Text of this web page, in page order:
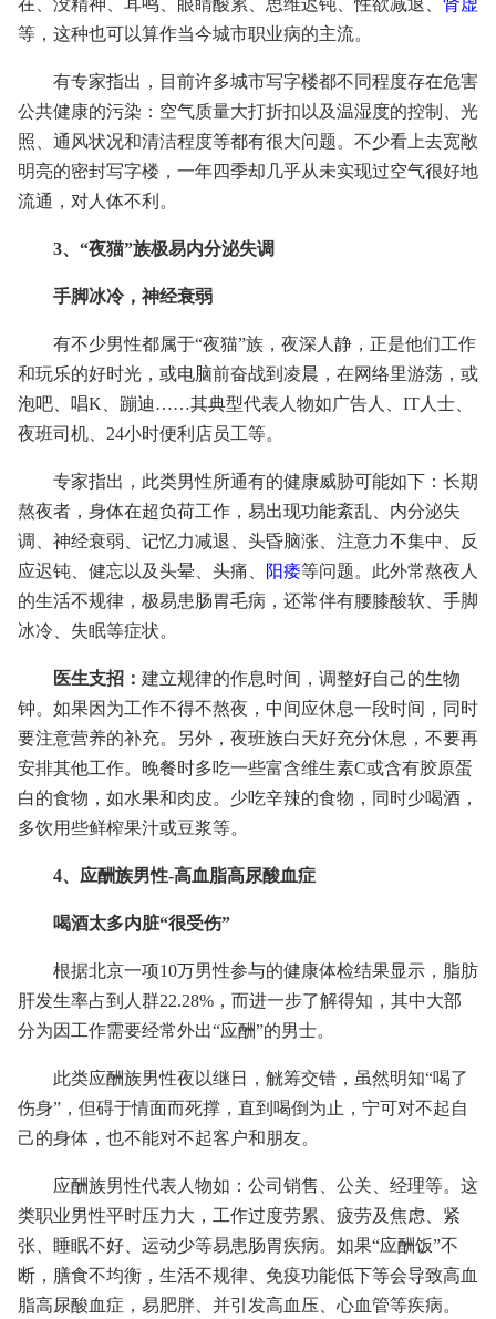
在、没精神、耳鸣、眼睛酸累、思维迟钝、性欲减退、 肾虚
等，这种也可以算作当今城市职业病的主流。
有专家指出，目前许多城市写字楼都不同程度存在危害
公共健康的污染：空气质量大打折扣以及温湿度的控制、光
照、通风状况和清洁程度等都有很大问题。不少看上去宽敞
明亮的密封写字楼，一年四季却几乎从未实现过空气很好地
流通，对人体不利。
3、“夜猫”族极易内分泌失调
手脚冰冷，神经衰弱
有不少男性都属于“夜猫”族，夜深人静，正是他们工作
和玩乐的好时光，或电脑前奋战到凌晨，在网络里游荡，或
泡吧、唱K、蹦迪……其典型代表人物如广告人、IT人士、
夜班司机、24小时便利店员工等。
专家指出，此类男性所通有的健康威胁可能如下：长期
熬夜者，身体在超负荷工作，易出现功能紊乱、内分泌失
调、神经衰弱、记忆力减退、头昏脑涨、注意力不集中、反
应迟钝、健忘以及头晕、头痛、
阳痿等问题。此外常熬夜人
的生活不规律，极易患肠胃毛病，还常伴有腰膝酸软、手脚
冰冷、失眠等症状。
医生支招： 建立规律的作息时间，调整好自己的生物
钟。如果因为工作不得不熬夜，中间应休息一段时间，同时
要注意营养的补充。另外，夜班族白天好充分休息，不要再
安排其他工作。晚餐时多吃一些富含维生素C或含有胶原蛋
白的食物，如水果和肉皮。少吃辛辣的食物，同时少喝酒，
多饮用些鲜榨果汁或豆浆等。
4、应酬族男性-高血脂高尿酸血症
喝酒太多内脏“很受伤”
根据北京一项10万男性参与的健康体检结果显示，脂肪
肝发生率占到人群22.28%，而进一步了解得知，其中大部
分为因工作需要经常外出“应酬”的男士。
此类应酬族男性夜以继日，觥筹交错，虽然明知“喝了
伤身”，但碍于情面而死撑，直到喝倒为止，宁可对不起自
己的身体，也不能对不起客户和朋友。
应酬族男性代表人物如：公司销售、公关、经理等。这
类职业男性平时压力大，工作过度劳累、疲劳及焦虑、紧
张、睡眠不好、运动少等易患肠胃疾病。如果“应酬饭”不
断，膳食不均衡，生活不规律、免疫功能低下等会导致高血
脂高尿酸血症，易肥胖、并引发高血压、心血管等疾病。